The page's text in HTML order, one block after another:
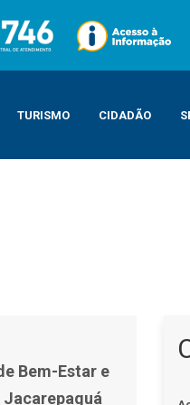
TURISMO CIDADÃO
Idade, em Jacarepaguá
Bem-Estar e
Jacarepaguá